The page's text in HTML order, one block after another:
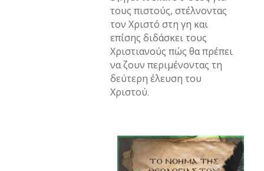
τους πιστούς, στέλνοντας
τον Χριστό στη γη και
επίσης διδάσκει τους
Χριστιανούς πώς θα πρέπει
να ζουν περιμένοντας τη
δεύτερη έλευση του
Χριστού.